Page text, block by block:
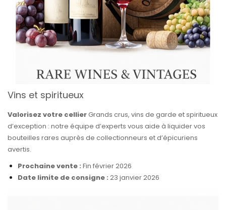
Vins et spiritueux
Valorisez votre cellierGrands crus, vins de garde et spiritueux
d’exception : notre équipe d’experts vous aide à liquider vos
bouteilles rares auprès de collectionneurs et d’épicuriens
avertis.
Prochaine vente : Fin février 2026
Date limite de consigne : 23 janvier 2026